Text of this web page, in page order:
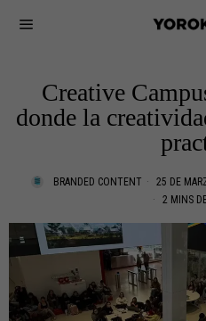
Creative
donde la
BRANDED CONTENT 25 DE
2 MINS